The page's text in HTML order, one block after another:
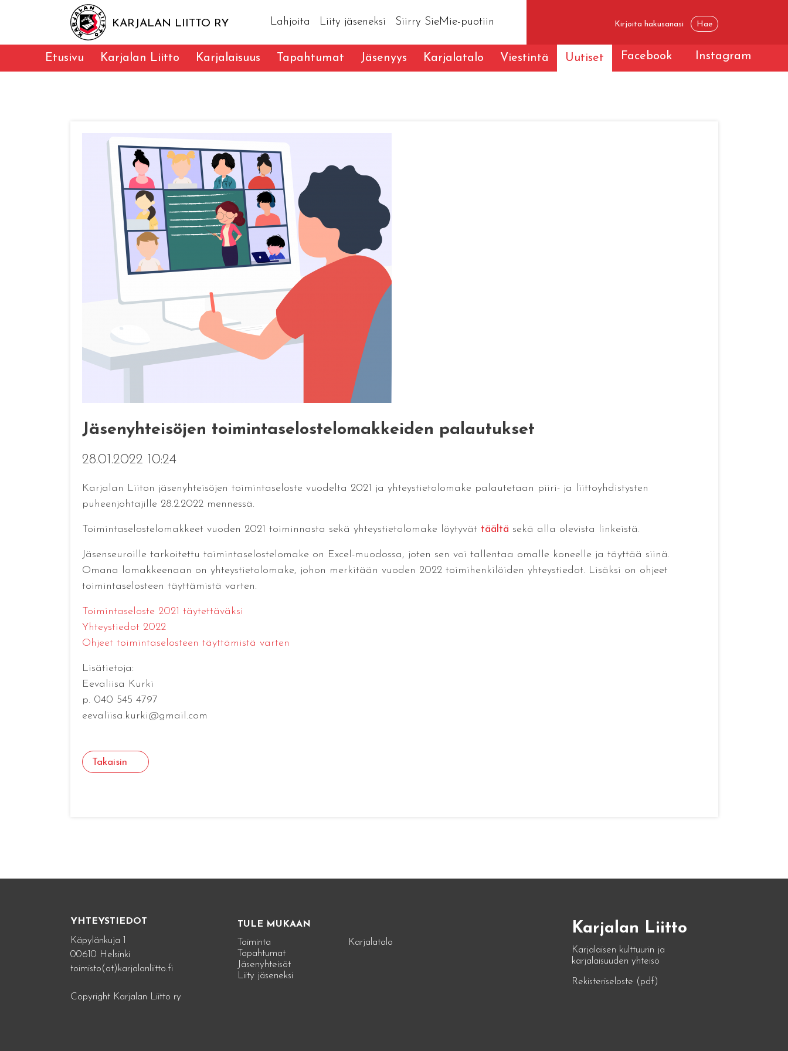
KARJALAN LIITTO RY Lahjoita Liity jäseneksi Siirry SieMie-puotiin
Etusivu Karjalan Liitto Karjalaisuus Tapahtumat Jäsenyys Karjalatalo Viestintä Uutiset Facebook Instagram
Jäsenyhteisöjen toimintaselostelomakkeiden palautukset
28.01.2022 10:24
Karjalan Liiton jäsenyhteisöjen toimintaseloste vuodelta 2021 ja yhteystietolomake palautetaan piiri- ja liittoyhdistysten
puheenjohtajille 28.2.2022 mennessä.
Toimintaselostelomakkeet vuoden 2021 toiminnasta sekä yhteystietolomake löytyvät täältä sekä alla olevista linkeistä.
Jäsenseuroille tarkoitettu toimintaselostelomake on Excel-muodossa, joten sen voi tallentaa omalle koneelle ja täyttää siinä.
Omana lomakkeenaan on yhteystietolomake, johon merkitään vuoden 2022 toimihenkilöiden yhteystiedot. Lisäksi on ohjeet
toimintaselosteen täyttämistä varten.
Toimintaseloste 2021 täytettäväksi
Yhteystiedot 2022
Ohjeet toimintaselosteen täyttämistä varten
Lisätietoja:
Eevaliisa Kurki
p. 040 545 4797
eevaliisa.kurki@gmail.com
Takaisin
YHTEYSTIEDOT
Käpylänkuja 1
00610 Helsinki
toimisto(at)karjalanliitto.fi
Copyright Karjalan Liitto ry
TULE MUKAAN
Toiminta
Tapahtumat
Jäsenyhteisöt
Liity jäseneksi
Karjalatalo
Karjalan Liitto
Karjalaisen kulttuurin ja
karjalaisuuden yhteisö
Rekisteriseloste (pdf)